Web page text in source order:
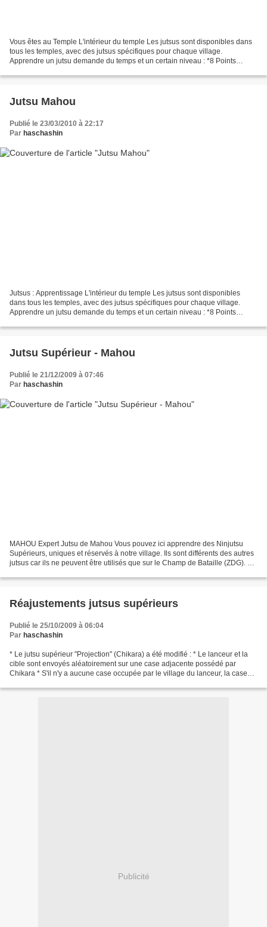
Vous êtes au Temple L'intérieur du temple Les jutsus sont disponibles dans
tous les temples, avec des jutsus spécifiques pour chaque village.
Apprendre un jutsu demande du temps et un certain niveau : *8 Points
Jutsu Mahou
Publié le 23/03/2010 à 22:17
Par haschashin
Jutsus : Apprentissage L'intérieur du temple Les jutsus sont disponibles
dans tous les temples, avec des jutsus spécifiques pour chaque village.
Apprendre un jutsu demande du temps et un certain niveau : *8 Points
Jutsu Supérieur - Mahou
Publié le 21/12/2009 à 07:46
Par haschashin
MAHOU Expert Jutsu de Mahou Vous pouvez ici apprendre des Ninjutsu
Supérieurs, uniques et réservés à notre village. Ils sont différents des autres
jutsus car ils ne peuvent être utilisés que sur le Champ de Bataille (ZDG). De
Réajustements jutsus supérieurs
Publié le 25/10/2009 à 06:04
Par haschashin
* Le jutsu supérieur "Projection" (Chikara) a été modifié : * Le lanceur et la
cible sont envoyés aléatoirement sur une case adjacente possédé par
Chikara * S'il n'y a aucune case occupée par le village du lanceur, la case
Publicité